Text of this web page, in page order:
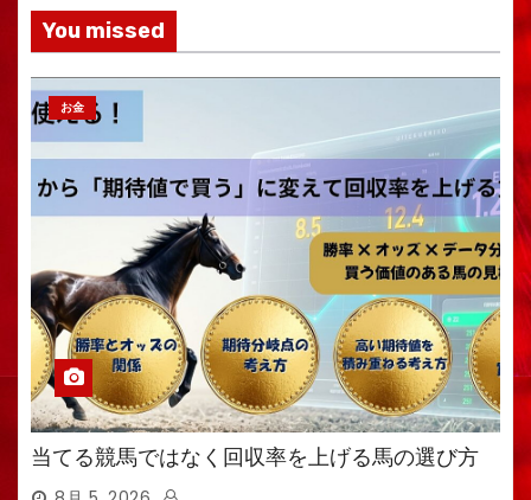
You missed
お金
当てる競馬ではなく回収率を上げる馬の選び方